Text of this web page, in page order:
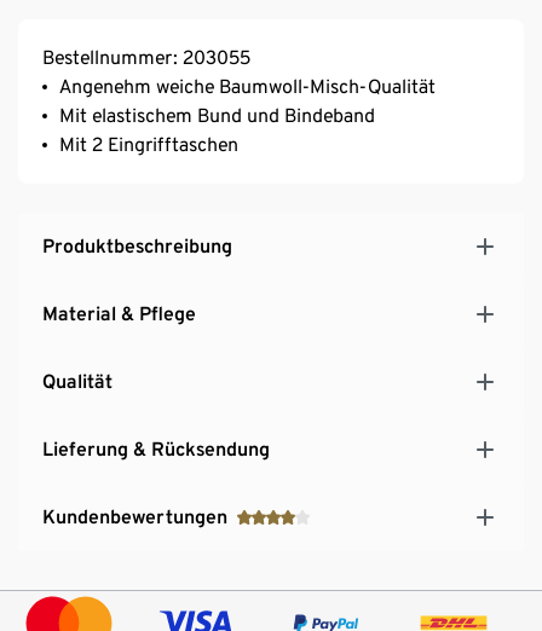
Bestellnummer: 203055
Angenehm weiche Baumwoll-Misch-Qualität
Mit elastischem Bund und Bindeband
Mit 2 Eingrifftaschen
Produktbeschreibung
Material & Pflege
Qualität
Lieferung & Rücksendung
Kundenbewertungen